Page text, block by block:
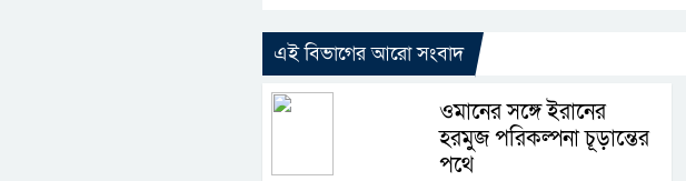
এই বিভাগের আরো সংবাদ
ওমানের সঙ্গে ইরানের
হরমুজ পরিকল্পনা চূড়ান্তের
পথে